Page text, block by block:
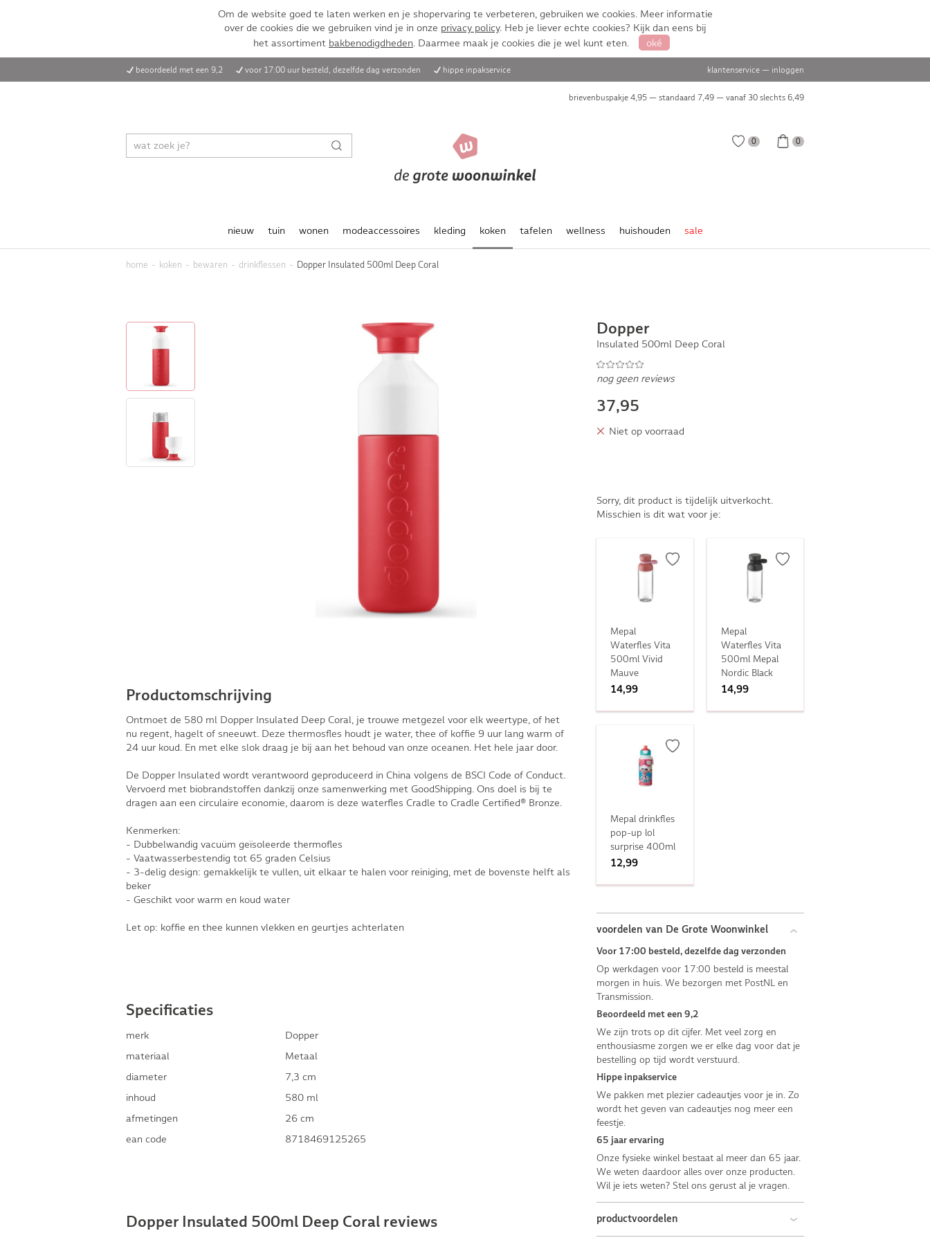
Om de website goed te laten werken en je shopervaring te verbeteren, gebruiken we cookies. Meer informatie
over de cookies die we gebruiken vind je in onze privacy policy. Heb je liever echte cookies? Kijk dan eens bij
het assortiment bakbenodigdheden. Daarmee maak je cookies die je wel kunt eten. oké
beoordeeld met een 9,2 voor 17:00 uur besteld, dezelfde dag verzonden hippe inpakservice klantenservice — inloggen
brievenbuspakje 4,95 — standaard 7,49 — vanaf 30 slechts 6,49
0 0
nieuw tuin wonen modeaccessoires kleding koken tafelen wellness huishouden sale
home koken bewaren drinkflessen Dopper Insulated 500ml Deep Coral
Productomschrijving
Ontmoet de 580 ml Dopper Insulated Deep Coral, je trouwe metgezel voor elk weertype, of het
nu regent, hagelt of sneeuwt. Deze thermosfles houdt je water, thee of koffie 9 uur lang warm of
24 uur koud. En met elke slok draag je bij aan het behoud van onze oceanen. Het hele jaar door.
De Dopper Insulated wordt verantwoord geproduceerd in China volgens de BSCI Code of Conduct.
Vervoerd met biobrandstoffen dankzij onze samenwerking met GoodShipping. Ons doel is bij te
dragen aan een circulaire economie, daarom is deze waterfles Cradle to Cradle Certified® Bronze.
Kenmerken:
- Dubbelwandig vacuüm geïsoleerde thermofles
- Vaatwasserbestendig tot 65 graden Celsius
- 3-delig design: gemakkelijk te vullen, uit elkaar te halen voor reiniging, met de bovenste helft als
beker
- Geschikt voor warm en koud water
Let op: koffie en thee kunnen vlekken en geurtjes achterlaten
Specificaties
merk
Dopper
materiaal
Metaal
diameter
7,3 cm
inhoud
580 ml
afmetingen
26 cm
ean code
8718469125265
Dopper Insulated 500ml Deep Coral reviews
Dopper
Insulated 500ml Deep Coral
nog geen reviews
37,95
Niet op voorraad
Sorry, dit product is tijdelijk uitverkocht.
Misschien is dit wat voor je:
Mepal
Waterfles Vita
500ml Vivid
Mauve
14,99
Mepal
Waterfles Vita
500ml Mepal
Nordic Black
14,99
Mepal drinkfles
pop-up lol
surprise 400ml
12,99
voordelen van De Grote Woonwinkel
Voor 17:00 besteld, dezelfde dag verzonden
Op werkdagen voor 17:00 besteld is meestal
morgen in huis. We bezorgen met PostNL en
Transmission.
Beoordeeld met een 9,2
We zijn trots op dit cijfer. Met veel zorg en
enthousiasme zorgen we er elke dag voor dat je
bestelling op tijd wordt verstuurd.
Hippe inpakservice
We pakken met plezier cadeautjes voor je in. Zo
wordt het geven van cadeautjes nog meer een
feestje.
65 jaar ervaring
Onze fysieke winkel bestaat al meer dan 65 jaar.
We weten daardoor alles over onze producten.
Wil je iets weten? Stel ons gerust al je vragen.
productvoordelen